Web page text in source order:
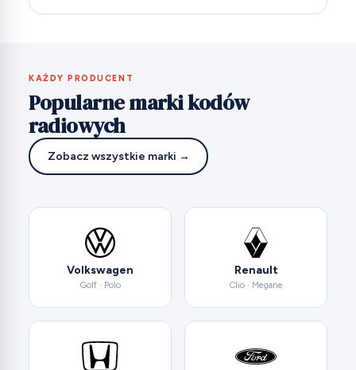
KAŻDY PRODUCENT
Popularne marki kodów
radiowych
Zobacz wszystkie marki →
Volkswagen
Golf · Polo
Renault
Clio · Megane